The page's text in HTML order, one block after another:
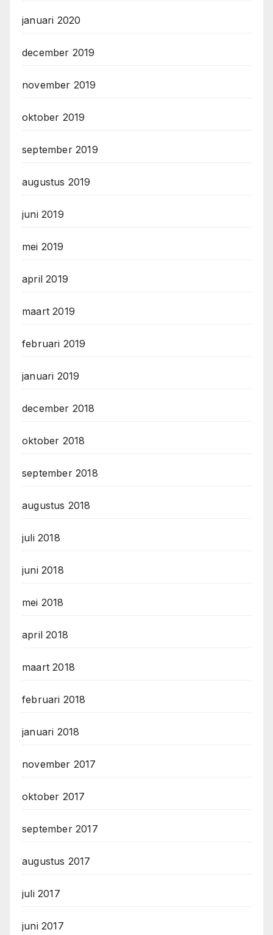
januari 2020
december 2019
november 2019
oktober 2019
september 2019
augustus 2019
juni 2019
mei 2019
april 2019
maart 2019
februari 2019
januari 2019
december 2018
oktober 2018
september 2018
augustus 2018
juli 2018
juni 2018
mei 2018
april 2018
maart 2018
februari 2018
januari 2018
november 2017
oktober 2017
september 2017
augustus 2017
juli 2017
juni 2017